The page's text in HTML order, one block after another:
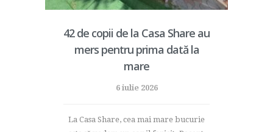
42 de copii de la Casa Share au
mers pentru prima dată la
mare
6 iulie 2026
La Casa Share, cea mai mare bucurie